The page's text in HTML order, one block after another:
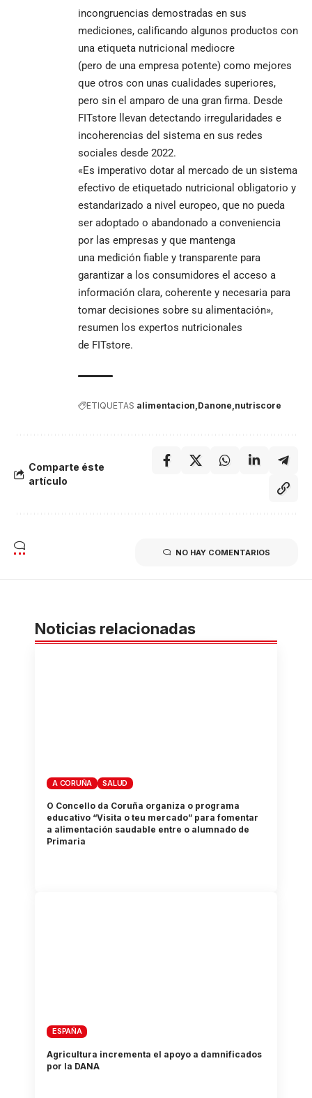
incongruencias demostradas en sus
mediciones, calificando algunos productos con
una etiqueta nutricional mediocre
(pero de una empresa potente) como mejores
que otros con unas cualidades superiores,
pero sin el amparo de una gran firma. Desde
FITstore llevan detectando irregularidades e
incoherencias del sistema en sus redes
sociales desde 2022.
«Es imperativo dotar al mercado de un sistema
efectivo de etiquetado nutricional obligatorio y
estandarizado a nivel europeo, que no pueda
ser adoptado o abandonado a conveniencia
por las empresas y que mantenga
una medición fiable y transparente para
garantizar a los consumidores el acceso a
información clara, coherente y necesaria para
tomar decisiones sobre su alimentación»,
resumen los expertos nutricionales
de FITstore.
ETIQUETAS alimentacion Danone nutriscore
Comparte éste
artículo
NO HAY COMENTARIOS
Noticias relacionadas
A CORUÑA SALUD
O Concello da Coruña organiza o programa
educativo “Visita o teu mercado” para fomentar
a alimentación saudable entre o alumnado de
Primaria
ESPAÑA
Agricultura incrementa el apoyo a damnificados
por la DANA